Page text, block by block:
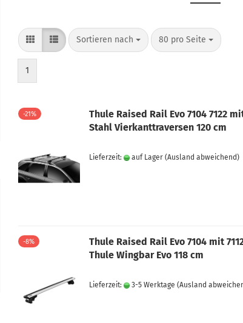
Reling
50.. für 7105
Fahrzeuge mit
30.. für 753 Fußsatz
40.. für 753
mit
mit
Reling
Reisetaschen
Sortieren nach 80 pro Seite
1
-21%
Thule Raised Rail Evo 7104 7122
Stahl Vierkanttraversen 120 cm
Lieferzeit: auf Lager (Ausland abweichend)
-8%
Thule Raised Rail Evo 7104 mit
Thule Wingbar Evo 118 cm
Lieferzeit: 3-5 Werktage (Ausland